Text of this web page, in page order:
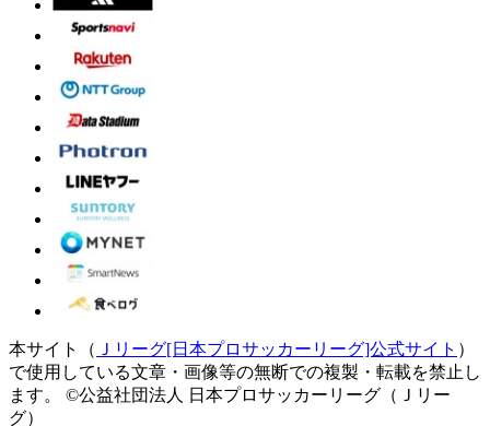
本サイト（ Ｊリーグ[日本プロサッカーリーグ]公式サイト ）
で使用している文章・画像等の無断での複製・転載を禁止し
ます。
©公益社団法人 日本プロサッカーリーグ（Ｊリー
グ）